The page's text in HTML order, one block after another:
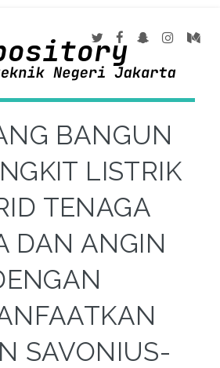
BANGUN
LISTRIK
TENAGA
DAN ANGIN
SAVONIUS-